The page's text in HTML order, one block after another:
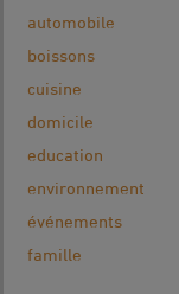
automobile
boissons
cuisine
domicile
education
environnement
événements
famille